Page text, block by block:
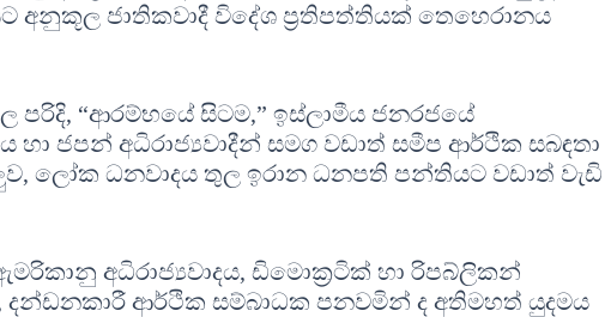
අනුකූල ජාතිකවාදී විදේශ ප‍්‍රතිපත්තියක් තෙහෙරානය
“ආරම්භයේ සිටම,” ඉස්ලාමීය ජනරජයේ
ජපන් අධිරාජ්‍යවාදීන් සමග වඩාත් සමීප ආර්ථික සබඳතා
ලෝක ධනවාදය තුල ඉරාන ධනපති පන්තියට වඩාත් වැඩි
අධිරාජ්‍යවාදය, ඩිමොක‍්‍රටික් හා රිපබ්ලිකන්
ආර්ථික සම්බාධක පනවමින් ද අතිමහත් යුදමය